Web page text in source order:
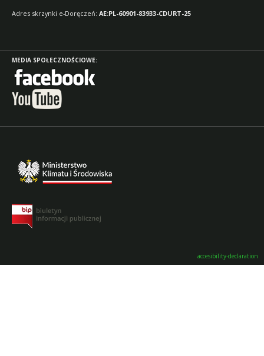
Adres skrzynki e-Doręczeń: AE:PL-60901-83933-CDURT-25
MEDIA SPOŁECZNOŚCIOWE:
accesibility-declaration